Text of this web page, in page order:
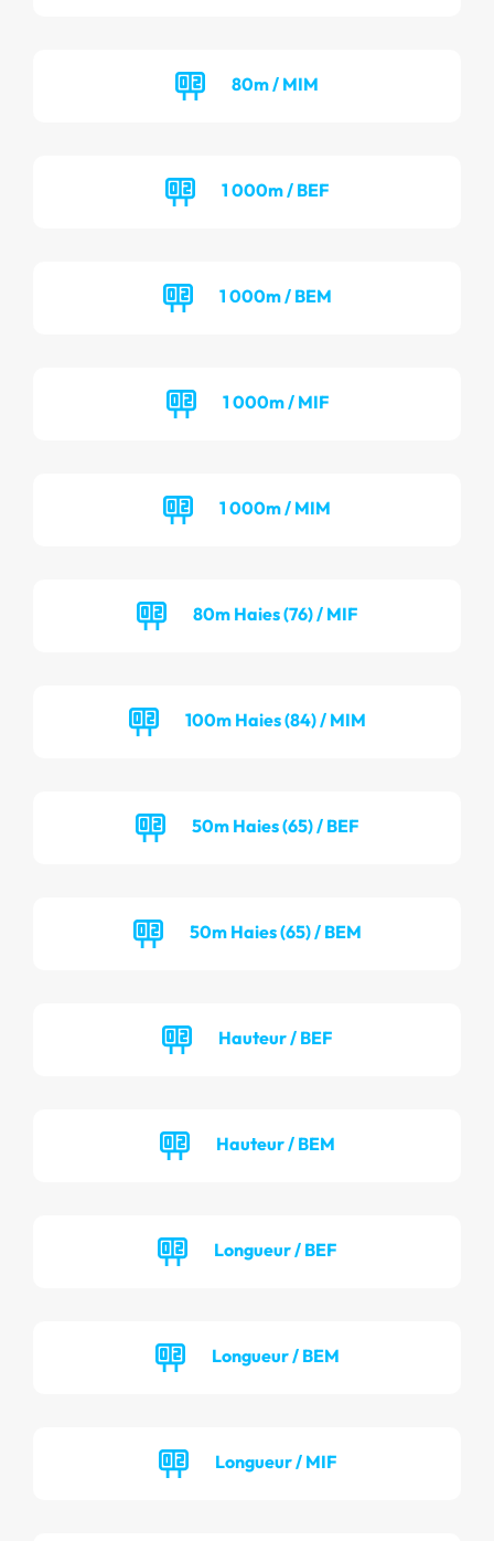
80m / MIM
1 000m / BEF
1 000m / BEM
1 000m / MIF
1 000m / MIM
80m Haies (76) / MIF
100m Haies (84) / MIM
50m Haies (65) / BEF
50m Haies (65) / BEM
Hauteur / BEF
Hauteur / BEM
Longueur / BEF
Longueur / BEM
Longueur / MIF